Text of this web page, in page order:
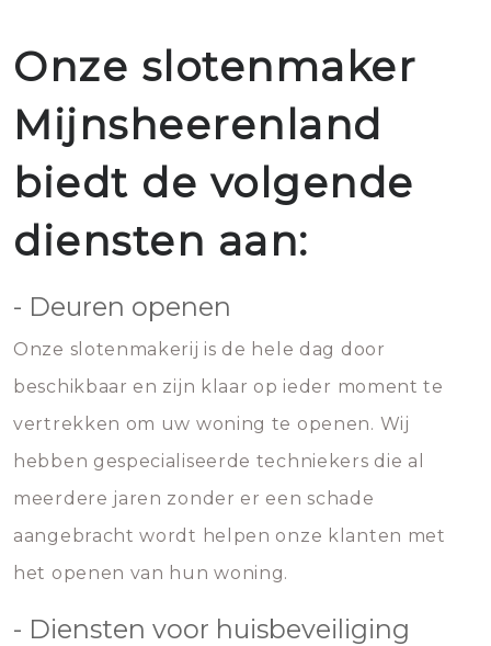
Onze slotenmaker
Mijnsheerenland
biedt de volgende
diensten aan:
- Deuren openen
Onze slotenmakerij is de hele dag door
beschikbaar en zijn klaar op ieder moment te
vertrekken om uw woning te openen. Wij
hebben gespecialiseerde techniekers die al
meerdere jaren zonder er een schade
aangebracht wordt helpen onze klanten met
het openen van hun woning.
- Diensten voor huisbeveiliging